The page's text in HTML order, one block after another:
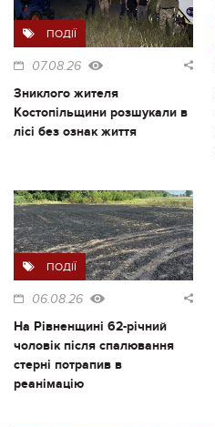
ПОДІЇ
07.08.26
Зниклого жителя
Костопільщини розшукали в
лісі без ознак життя
ПОДІЇ
06.08.26
На Рівненщині 62-річний
чоловік після спалювання
стерні потрапив в
реанімацію